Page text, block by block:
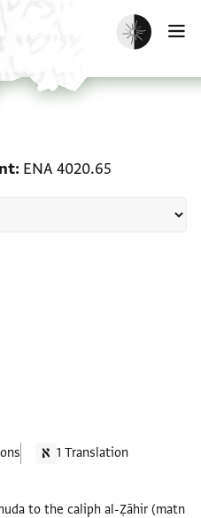
Enable dark
ENA 4020.65
1 Translation
to the caliph al-Ẓāhir (matn